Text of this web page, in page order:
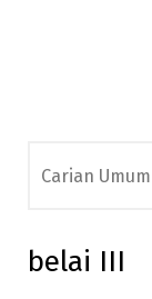
for:
belai III